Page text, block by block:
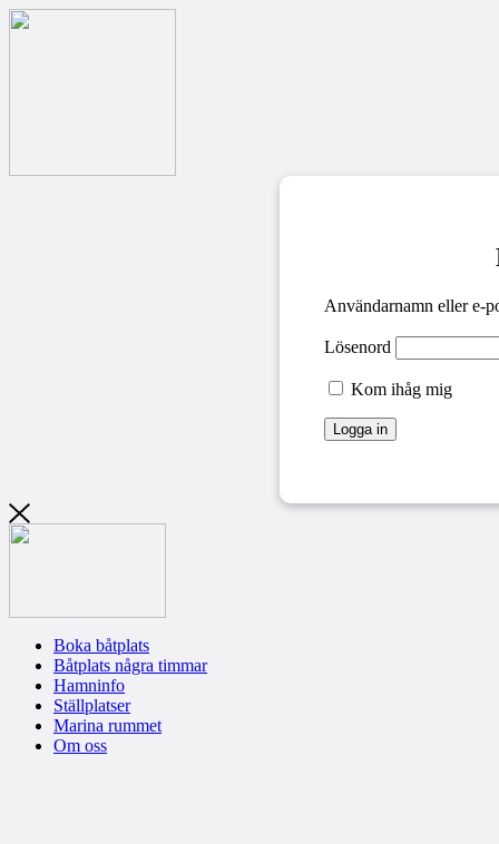
Användarnamn eller e-
Lösenord
Kom ihåg mig
Boka båtplats
Båtplats några timmar
Hamninfo
Ställplatser
Marina rummet
Om oss